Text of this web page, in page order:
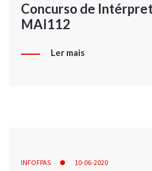
Concurso de
MAI112
Ler mais
INFOFPAS 10-06-2020